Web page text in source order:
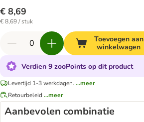
€ 8,69
€ 8,69 / stuk
Toevoegen aan
winkelwagen
Verdien 9 zooPoints op dit product
Levertijd 1-3 werkdagen. ...meer
Retourbeleid ...meer
Aanbevolen combinatie